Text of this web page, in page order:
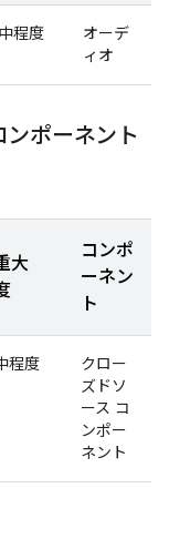
中程度
オーデ
ィオ
ポーネント
大
コンポ
ーネン
ト
程度
クロー
ズドソ
ース コ
ンポー
ネント